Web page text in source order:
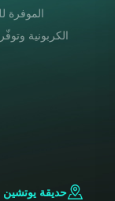
الموفرة
حديقة يوتشين